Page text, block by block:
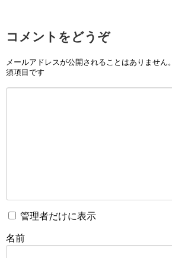
コメントをどうぞ
メールアドレスが公開されることはありません。
須項目です
管理者だけに表示
名前